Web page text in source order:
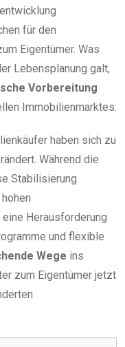
für den
Eigentümer. Was
Lebensplanung galt,
Vorbereitung
Immobilienmarktes.
haben sich zu
Während die
Stabilisierung
Herausforderung
und flexible
Wege ins
zum Eigentümer jetzt